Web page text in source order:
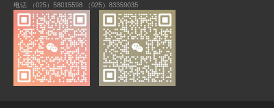
电话:（025）58015598 （025）83359035